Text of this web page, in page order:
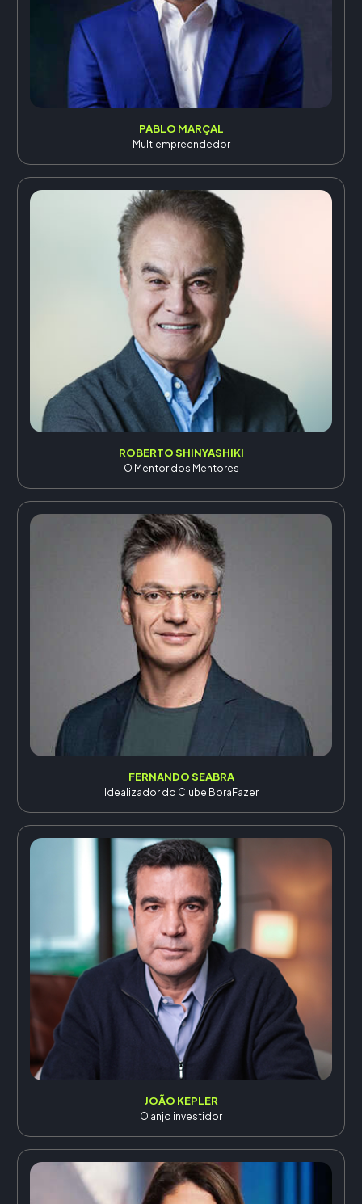
PABLO MARÇAL
Multiempreendedor
ROBERTO SHINYASHIKI
O Mentor dos Mentores
FERNANDO SEABRA
Idealizador do Clube BoraFazer
JOÃO KEPLER
O anjo investidor